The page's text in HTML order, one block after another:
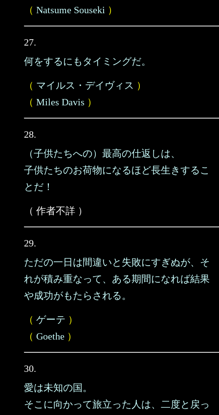
（ Natsume Souseki ）
27.
何をするにもタイミングだ。
（ マイルス・デイヴィス ）
（ Miles Davis ）
28.
（子供たちへの）最高の仕返しは、
子供たちのお荷物になるほど長生きするこ
とだ！
（ 作者不詳 ）
29.
ただの一日は間違いと失敗にすぎぬが、そ
れが積み重なって、ある期間になれば結果
や成功がもたらされる。
（ ゲーテ ）
（ Goethe ）
30.
愛は未知の国。
そこに向かって旅立った人は、二度と戻っ